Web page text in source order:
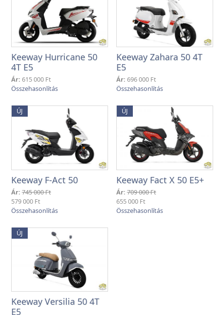
Keeway Hurricane 50
4T E5
Ár: 615 000 Ft
Keeway Zahara 50 4T
E5
Ár: 696 000 Ft
ÚJ
Keeway F-Act 50
Ár: 745 000 Ft
579 000 Ft
ÚJ
Keeway Fact X 50 E5+
Ár:709 000 Ft
655 000 Ft
ÚJ
Keeway Versilia 50 4T
E5